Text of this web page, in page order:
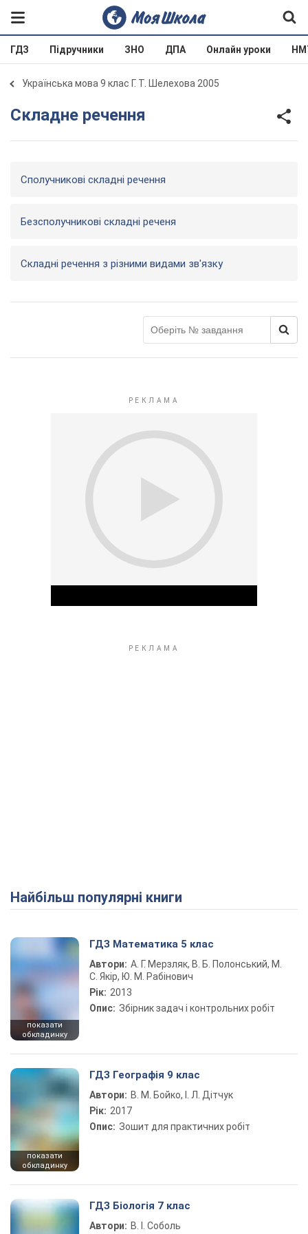
ГДЗ Підручники ЗНО ДПА Онлайн уроки
Українська мова 9 клас Г. Т. Шелехова 2005
Складне речення
Сполучникові складні речення
Безсполучникові складні реченя
Складні речення з різними видами зв'язку
Найбільш популярні книги
показати
обкладинку
ГДЗ Математика 5 клас
Автори: А. Г. Мерзляк, В. Б. Полонський, М.
С. Якір, Ю. М. Рабінович
Рік: 2013
Опис: Збірник задач і контрольних робіт
показати
обкладинку
ГДЗ Географія 9 клас
Автори: В. М. Бойко, І. Л. Дітчук
Рік: 2017
Опис: Зошит для практичних робіт
ГДЗ Біологія 7 клас
Автори: В. І. Соболь